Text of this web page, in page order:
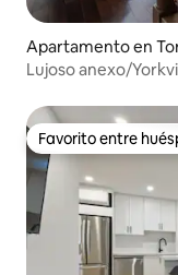
Apartamento en
Lujoso anexo/
Favorito entre
Favorito entre